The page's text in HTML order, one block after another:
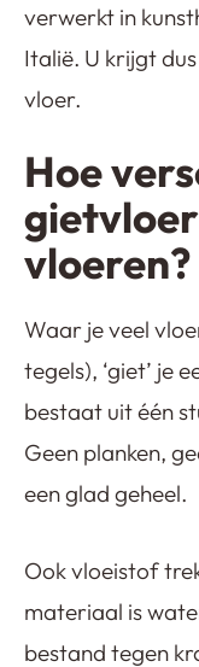
verwerkt in
Italië. U krijgt
vloer.
Hoe
vloeren?
Waar je veel
tegels), ‘giet’ je
bestaat uit één
Geen planken,
een glad geheel.
Ook vloeistof
materiaal is
bestand tegen